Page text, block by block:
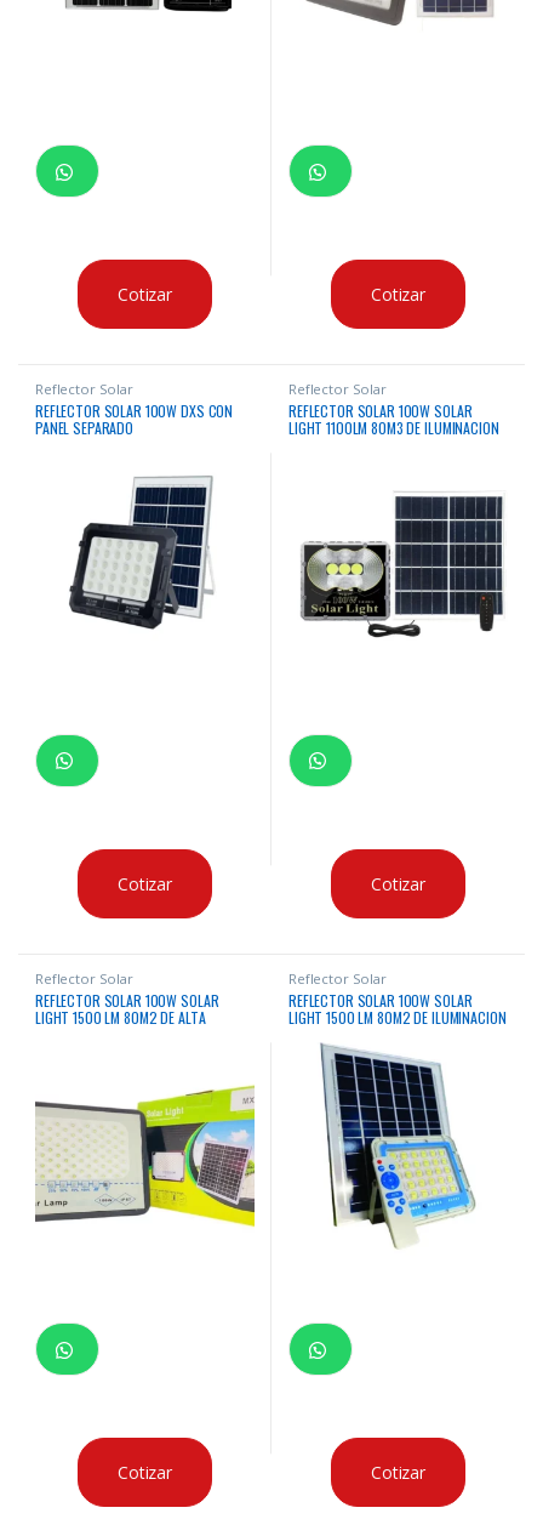
Cotizar Cotizar
Reflector Solar
REFLECTOR SOLAR 100W DXS CON
PANEL SEPARADO
Cotizar
Reflector Solar
REFLECTOR SOLAR 100W SOLAR
LIGHT 1100LM 80M3 DE ILUMINACION
Cotizar
Reflector Solar
REFLECTOR SOLAR 100W SOLAR
LIGHT 1500 LM 80M2 DE ALTA
Cotizar
Reflector Solar
REFLECTOR SOLAR 100W SOLAR
LIGHT 1500 LM 80M2 DE ILUMINACION
Cotizar